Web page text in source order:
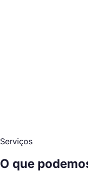
Serviços
O que